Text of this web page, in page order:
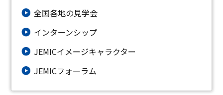
全国各地の見学会
インターンシップ
JEMICイメージキャラクター
JEMICフォーラム